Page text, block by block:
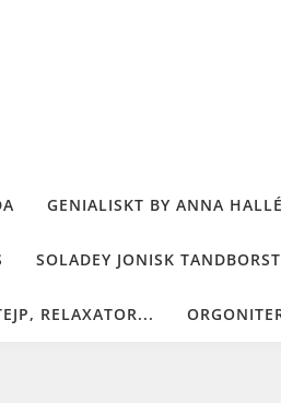
GENIALISKT BY ANNA
SOLADEY JONISK
RELAXATOR...